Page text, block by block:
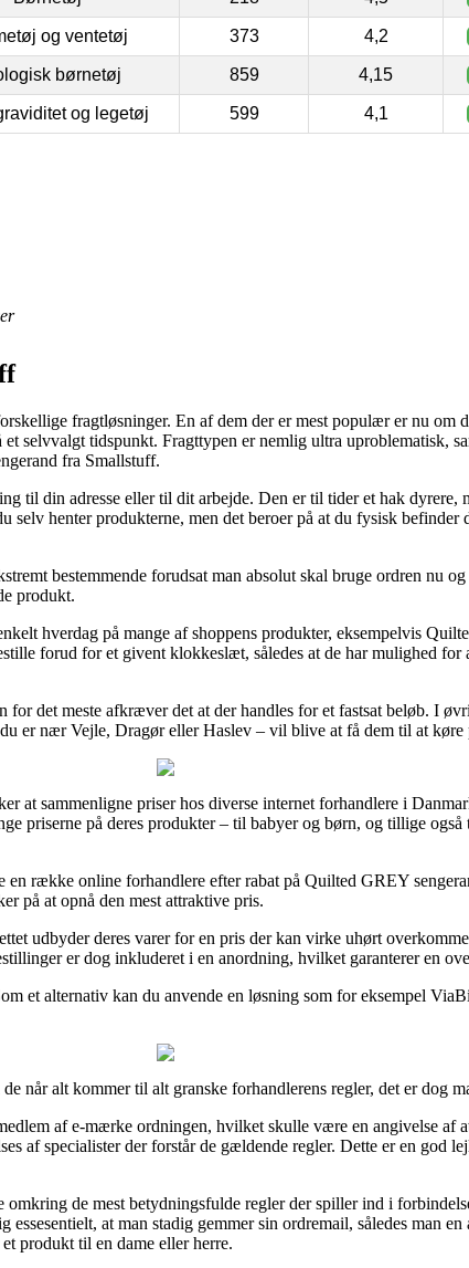
og ventetøj 373 4,2
børnetøj 859 4,15
og legetøj 599 4,1
fragtløsninger. En af dem der er mest populær er nu om
selvvalgt tidspunkt. Fragttypen er nemlig ultra uproblematisk,
fra Smallstuff.
til din adresse eller til dit arbejde. Den er til tider et hak dyrere,
henter produkterne, men det beroer på at du fysisk befinder
bestemmende forudsat man absolut skal bruge ordren nu
produkt.
hverdag på mange af shoppens produkter, eksempelvis
forud for et givent klokkeslæt, således at de har mulighed for
det meste afkræver det at der handles for et fastsat beløb. I
er nær Vejle, Dragør eller Haslev – vil blive at få dem til at køre
at sammenligne priser hos diverse internet forhandlere i
priserne på deres produkter – til babyer og børn, og tillige
en række online forhandlere efter rabat på Quilted GREY
på at opnå den mest attraktive pris.
udbyder deres varer for en pris der kan virke uhørt
er dog inkluderet i en anordning, hvilket garanterer en
et alternativ kan du anvende en løsning som for eksempel
når alt kommer til alt granske forhandlerens regler, det er dog
af e-mærke ordningen, hvilket skulle være en angivelse af
af specialister der forstår de gældende regler. Dette er en god
de mest betydningsfulde regler der spiller ind i
at man stadig gemmer sin ordremail, således man
produkt til en dame eller herre.